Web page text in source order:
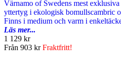
Värnamo of Swedens mest
yttertyg i ekologisk bomullscambric
Finns i medium och varm i
Läs mer...
1 129 kr
Från 903 krFraktfritt!